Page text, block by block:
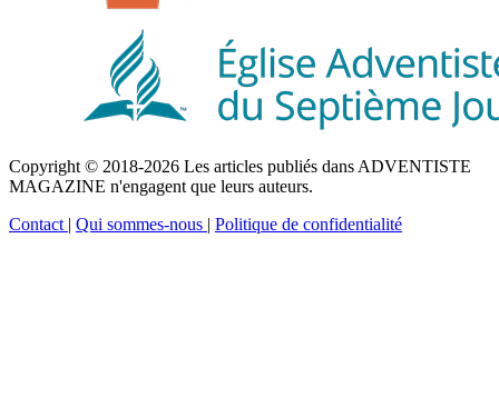
Copyright © 2018-2026 Les articles publiés dans ADVENTISTE
MAGAZINE n'engagent que leurs auteurs.
Contact | Qui sommes-nous | Politique de confidentialité